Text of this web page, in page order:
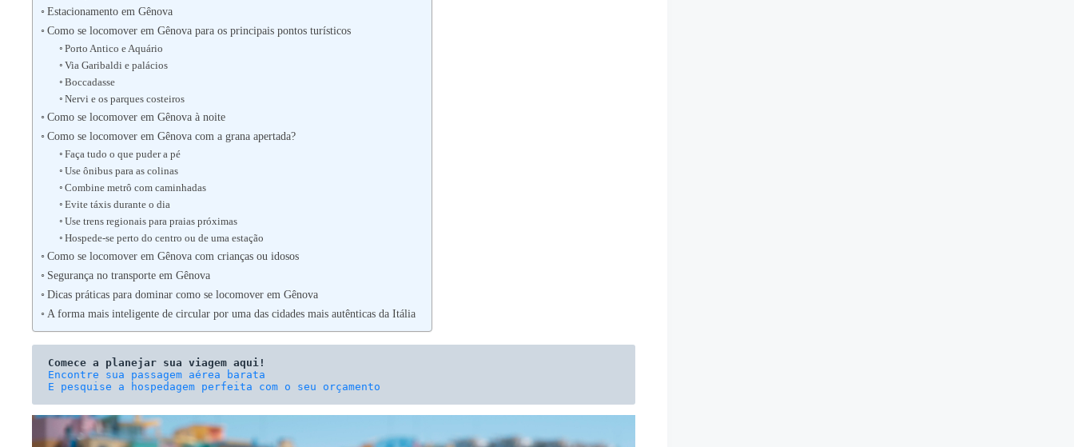
Estacionamento em Gênova
Como se locomover em Gênova para os principais pontos turísticos
Porto Antico e Aquário
Via Garibaldi e palácios
Boccadasse
Nervi e os parques costeiros
Como se locomover em Gênova à noite
Como se locomover em Gênova com a grana apertada?
Faça tudo o que puder a pé
Use ônibus para as colinas
Combine metrô com caminhadas
Evite táxis durante o dia
Use trens regionais para praias próximas
Hospede-se perto do centro ou de uma estação
Como se locomover em Gênova com crianças ou idosos
Segurança no transporte em Gênova
Dicas práticas para dominar como se locomover em Gênova
A forma mais inteligente de circular por uma das cidades mais autênticas da Itália
Comece a planejar sua viagem aqui!
E pesquise a hospedagem perfeita com o seu orçamento